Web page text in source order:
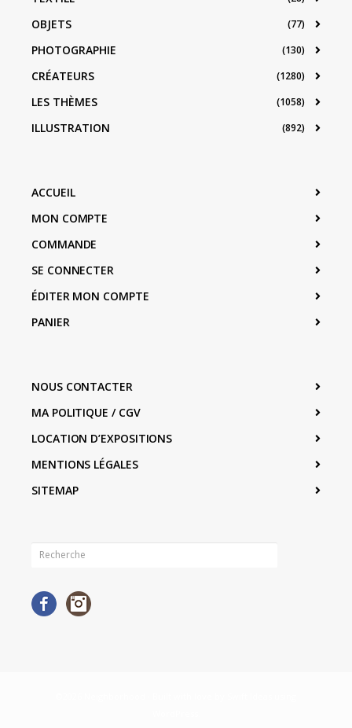
OBJETS (77)
PHOTOGRAPHIE (130)
CRÉATEURS (1280)
LES THÈMES (1058)
ILLUSTRATION (892)
ACCUEIL
MON COMPTE
COMMANDE
SE CONNECTER
ÉDITER MON COMPTE
PANIER
NOUS CONTACTER
MA POLITIQUE / CGV
LOCATION D’EXPOSITIONS
MENTIONS LÉGALES
SITEMAP
Facebook